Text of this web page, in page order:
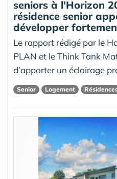
seniors à l'Horizon
résidence senior
développer
Le rapport rédigé par le
PLAN et le Think Tank
d’apporter un éclairage
Senior Logement